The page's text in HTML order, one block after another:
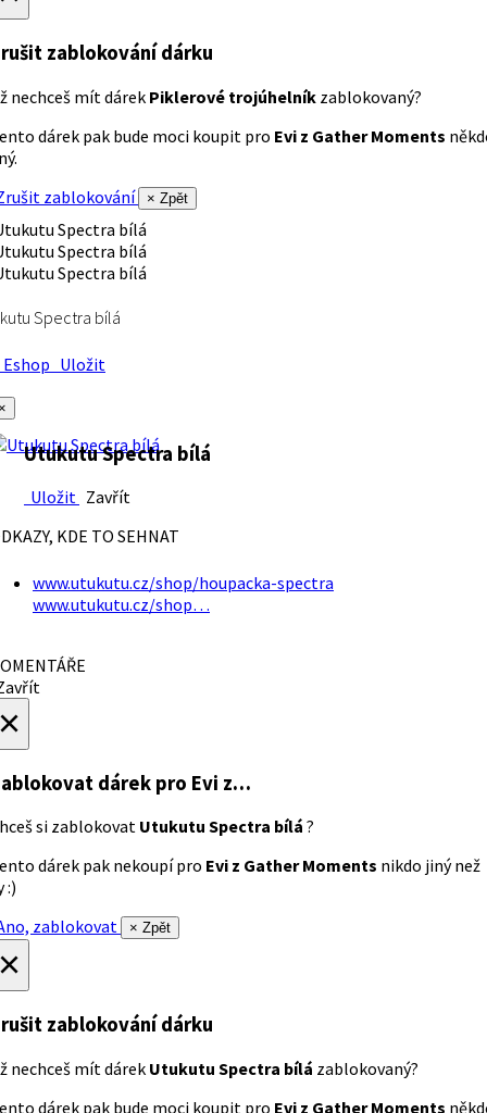
zablokování dárku
nechceš mít dárek Piklerové trojúhelník zablokovaný?
dárek pak bude moci koupit pro Evi z Gather Moments
zablokování
× Zpět
Spectra bílá
Uložit
Utukutu Spectra bílá
Uložit Zavřít
KDE TO SEHNAT
www.utukutu.cz/shop/houpacka-spectra
www.utukutu.cz/shop…
dárek pro Evi z…
si zablokovat Utukutu Spectra bílá ?
dárek pak nekoupí pro Evi z Gather Moments nikdo jiný než
:)
zablokovat
× Zpět
zablokování dárku
nechceš mít dárek Utukutu Spectra bílá zablokovaný?
dárek pak bude moci koupit pro Evi z Gather Moments